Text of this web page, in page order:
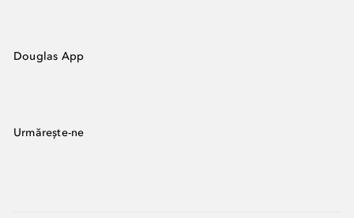
Douglas App
Urmărește-ne